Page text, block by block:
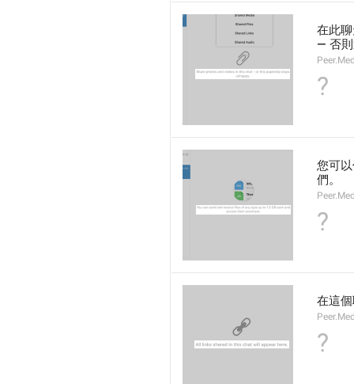
在此
— 否
?
您可
們。
?
在這
?